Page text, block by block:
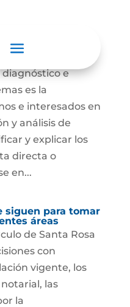
de
de
e
es la
e interesados en
y análisis de
y explicar los
directa o
en...
siguen para tomar
áreas
de Santa Rosa
con
vigente, los
las
la